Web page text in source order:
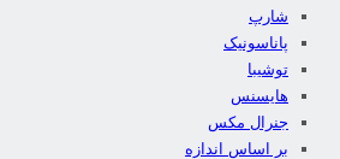
شارپ
پاناسونیک
توشیبا
هایسنس
جنرال مکس
بر اساس اندازه